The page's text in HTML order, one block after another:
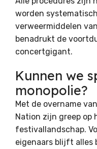
worden
verweermiddelen
benadrukt de
concertgigant.
Kunnen we
monopolie?
Met de overname
Nation zijn greep op
festivallandschap.
eigenaars blijft alles